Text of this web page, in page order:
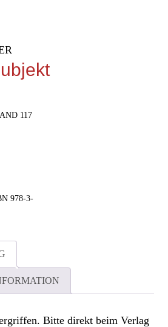
117
978-3-
Bitte direkt beim Verlag